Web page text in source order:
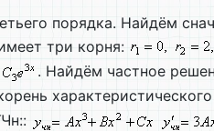
порядка. Найдём
три корня:
. Найдём частное
Чн::